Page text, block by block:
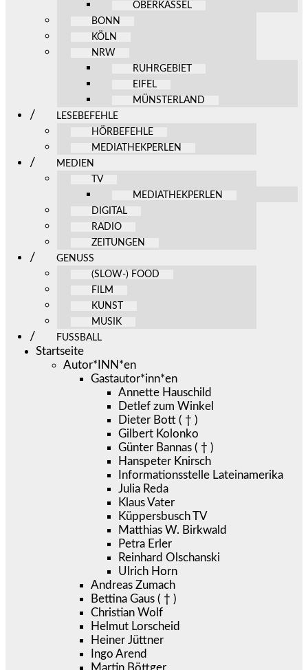
OBERKASSEL
BONN
KÖLN
NRW
RUHRGEBIET
EIFEL
MÜNSTERLAND
LESEBEFEHLE
HÖRBEFEHLE
MEDIATHEKPERLEN
MEDIEN
TV
MEDIATHEKPERLEN
DIGITAL
RADIO
ZEITUNGEN
GENUSS
(SLOW-) FOOD
FILM
KUNST
MUSIK
FUSSBALL
Startseite
Autor*INN*en
Gastautor*inn*en
Annette Hauschild
Detlef zum Winkel
Dieter Bott ( † )
Gilbert Kolonko
Günter Bannas ( † )
Hanspeter Knirsch
Informationsstelle Lateinamerika
Julia Reda
Klaus Vater
Küppersbusch TV
Matthias W. Birkwald
Petra Erler
Reinhard Olschanski
Ulrich Horn
Andreas Zumach
Bettina Gaus ( † )
Christian Wolf
Helmut Lorscheid
Heiner Jüttner
Ingo Arend
Martin Böttger